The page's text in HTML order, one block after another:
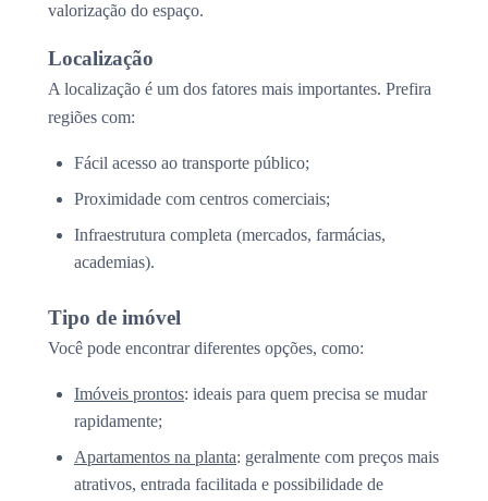
valorização do espaço.
Localização
A localização é um dos fatores mais importantes. Prefira
regiões com:
Fácil acesso ao transporte público;
Proximidade com centros comerciais;
Infraestrutura completa (mercados, farmácias,
academias).
Tipo de imóvel
Você pode encontrar diferentes opções, como:
Imóveis prontos: ideais para quem precisa se mudar
rapidamente;
Apartamentos na planta: geralmente com preços mais
atrativos, entrada facilitada e possibilidade de